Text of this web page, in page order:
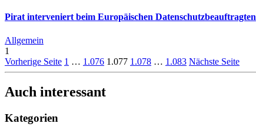
Pirat interveniert beim Europäischen Datenschutzbeauftragten
Allgemein
1
Vorherige Seite 1 … 1.076 1.077 1.078 … 1.083 Nächste Seite
Auch interessant
Kategorien